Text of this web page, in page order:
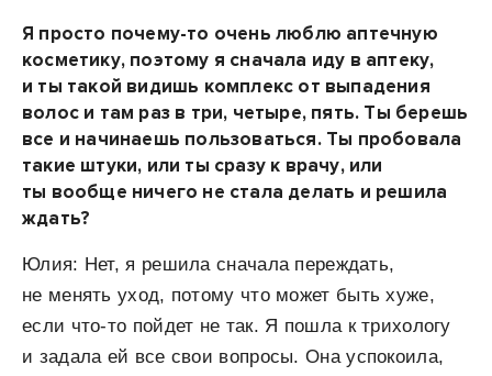
Я просто почему-то очень люблю аптечную
косметику, поэтому я сначала иду в аптеку,
и ты такой видишь комплекс от выпадения
волос и там раз в три, четыре, пять. Ты берешь
все и начинаешь пользоваться. Ты пробовала
такие штуки, или ты сразу к врачу, или
ты вообще ничего не стала делать и решила
ждать?
Юлия: Нет, я решила сначала переждать,
не менять уход, потому что может быть хуже,
если что-то пойдет не так. Я пошла к трихологу
и задала ей все свои вопросы. Она успокоила,